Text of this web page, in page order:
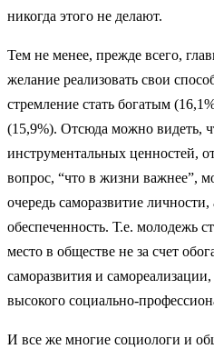
никогда этого не делают.
Тем не менее, прежде всего,
желание реализовать свои
стремление стать богатым
(15,9%). Отсюда можно видеть,
инструментальных ценностей,
вопрос, “что в жизни важнее”,
очередь саморазвитие
обеспеченность. Т.е. молодежь
место в обществе не за счет
саморазвития и самореализации,
высокого социально-
И все же многие социологи и